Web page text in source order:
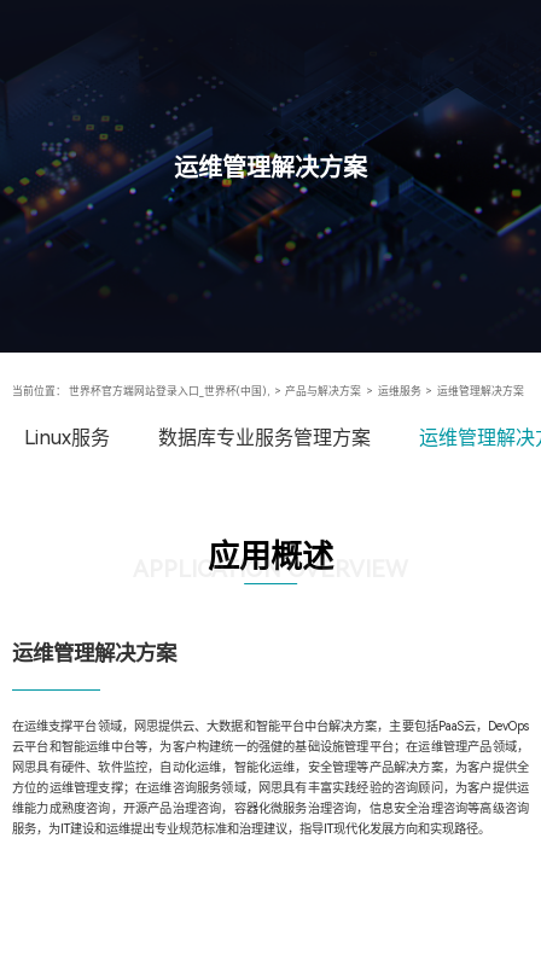
运维管理解决方案
当前位置： 世界杯官方端网站登录入口_世界杯(中国), > 产品与解决方案 > 运维服务 > 运维管理解决方案
Linux服务 数据库专业服务管理方案 运维管理解决
应用概述
APPLICATION OVERVIEW
运维管理解决方案
在运维支撑平台领域，网思提供云、大数据和智能平台中台解决方案，主要包括PaaS云，DevOps
云平台和智能运维中台等，为客户构建统一的强健的基础设施管理平台；在运维管理产品领域，
网思具有硬件、软件监控，自动化运维，智能化运维，安全管理等产品解决方案，为客户提供全
方位的运维管理支撑；在运维咨询服务领域，网思具有丰富实践经验的咨询顾问，为客户提供运
维能力成熟度咨询，开源产品治理咨询，容器化微服务治理咨询，信息安全治理咨询等高级咨询
服务，为IT建设和运维提出专业规范标准和治理建议，指导IT现代化发展方向和实现路径。